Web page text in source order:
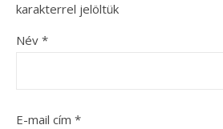
karakterrel jelöltük
Név *
E-mail cím *